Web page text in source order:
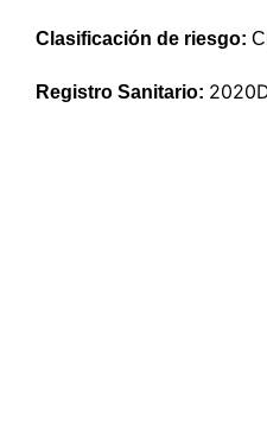
Clasificación de riesgo: C
Registro Sanitario: